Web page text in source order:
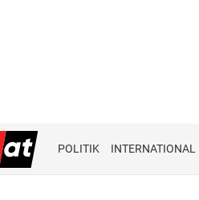
POLITIK INTERNATIONAL